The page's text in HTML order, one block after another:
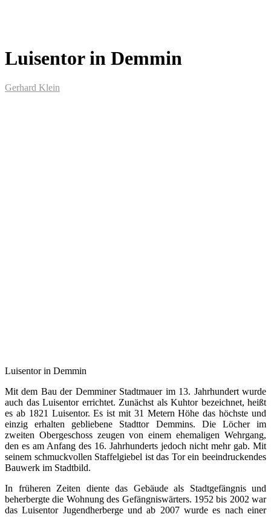
Luisentor in Demmin
Gerhard Klein
Luisentor in Demmin
Mit dem Bau der Demminer Stadtmauer im 13. Jahrhundert wurde
auch das Luisentor errichtet. Zunächst als Kuhtor bezeichnet, heißt
es ab 1821 Luisentor. Es ist mit 31 Metern Höhe das höchste und
einzig erhalten gebliebene Stadttor Demmins. Die Löcher im
zweiten Obergeschoss zeugen von einem ehemaligen Wehrgang,
den es am Anfang des 16. Jahrhunderts jedoch nicht mehr gab. Mit
seinem schmuckvollen Staffelgiebel ist das Tor ein beeindruckendes
Bauwerk im Stadtbild.
In früheren Zeiten diente das Gebäude als Stadtgefängnis und
beherbergte die Wohnung des Gefängniswärters. 1952 bis 2002 war
das Luisentor Jugendherberge und ab 2007 wurde es nach einer